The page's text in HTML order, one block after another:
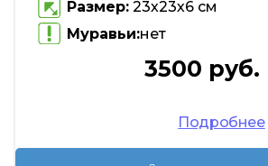
Размер: 23х23х6 см
Муравьи:нет
3500 руб.
Подробнее